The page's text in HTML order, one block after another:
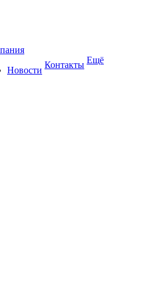
Новости
Контакты Ещё